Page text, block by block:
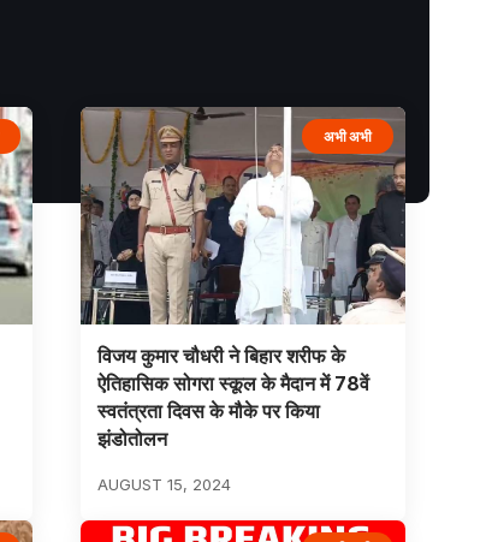
अभी अभी
विजय कुमार चौधरी ने बिहार शरीफ के
ऐतिहासिक सोगरा स्कूल के मैदान में 78वें
स्वतंत्रता दिवस के मौके पर किया
झंडोतोलन
AUGUST 15, 2024